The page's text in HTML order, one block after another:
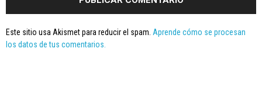
Este sitio usa Akismet para reducir el spam. Aprende cómo se procesan
los datos de tus comentarios.